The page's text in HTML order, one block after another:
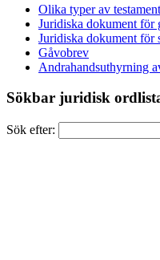
Olika typer av
Juridiska dokument för
Juridiska dokument för
Gåvobrev
Andrahandsuthyrning
Sökbar juridisk
Sök efter: